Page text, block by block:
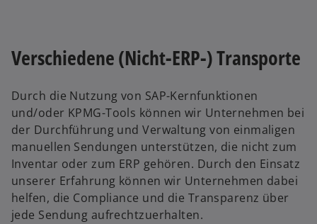
Verschiedene (Nicht-ERP-) Transporte
Durch die Nutzung von SAP-Kernfunktionen
und/oder KPMG-Tools können wir Unternehmen bei
der Durchführung und Verwaltung von einmaligen
manuellen Sendungen unterstützen, die nicht zum
Inventar oder zum ERP gehören. Durch den Einsatz
unserer Erfahrung können wir Unternehmen dabei
helfen, die Compliance und die Transparenz über
jede Sendung aufrechtzuerhalten.